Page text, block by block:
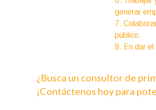
generar
7.
público.
8. En dar el
¿Busca un consultor de
¡Contáctenos hoy para